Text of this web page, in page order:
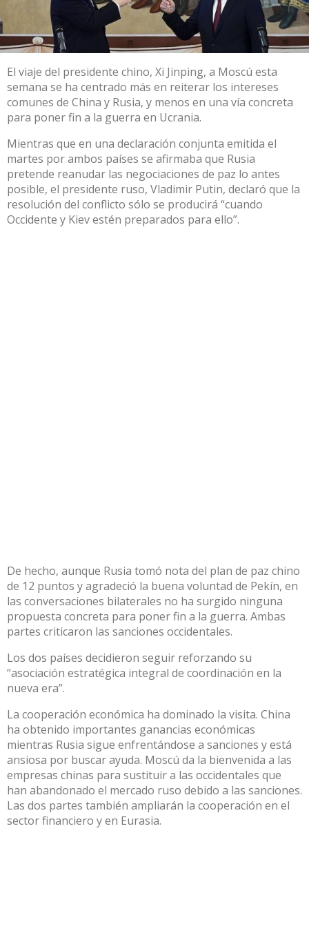
El viaje del presidente chino, Xi Jinping, a Moscú esta
semana se ha centrado más en reiterar los intereses
comunes de China y Rusia, y menos en una vía concreta
para poner fin a la guerra en Ucrania.
Mientras que en una declaración conjunta emitida el
martes por ambos países se afirmaba que Rusia
pretende reanudar las negociaciones de paz lo antes
posible, el presidente ruso, Vladimir Putin, declaró que la
resolución del conflicto sólo se producirá “cuando
Occidente y Kiev estén preparados para ello”.
De hecho, aunque Rusia tomó nota del plan de paz chino
de 12 puntos y agradeció la buena voluntad de Pekín, en
las conversaciones bilaterales no ha surgido ninguna
propuesta concreta para poner fin a la guerra. Ambas
partes criticaron las sanciones occidentales.
Los dos países decidieron seguir reforzando su
“asociación estratégica integral de coordinación en la
nueva era”.
La cooperación económica ha dominado la visita. China
ha obtenido importantes ganancias económicas
mientras Rusia sigue enfrentándose a sanciones y está
ansiosa por buscar ayuda. Moscú da la bienvenida a las
empresas chinas para sustituir a las occidentales que
han abandonado el mercado ruso debido a las sanciones.
Las dos partes también ampliarán la cooperación en el
sector financiero y en Eurasia.